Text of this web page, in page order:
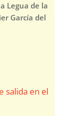
Legua de la
García del